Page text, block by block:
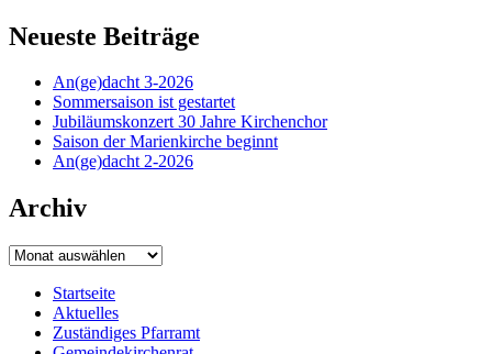
Neueste Beiträge
An(ge)dacht 3-2026
Sommersaison ist gestartet
Jubiläumskonzert 30 Jahre Kirchenchor
Saison der Marienkirche beginnt
An(ge)dacht 2-2026
Archiv
Archiv
Startseite
Aktuelles
Zuständiges Pfarramt